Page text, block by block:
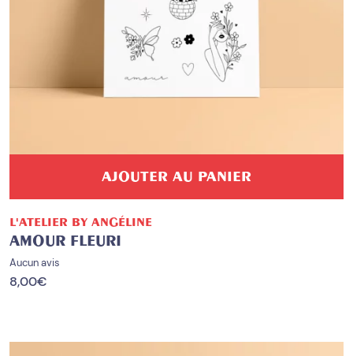
AJOUTER AU PANIER
L'ATELIER BY ANGÉLINE
AMOUR FLEURI
Aucun avis
8,00€